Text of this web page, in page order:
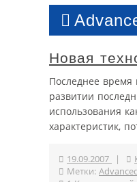
Новая
Последнее время
развитии
использования
характеристик,
19.09.2007 |
Метки: